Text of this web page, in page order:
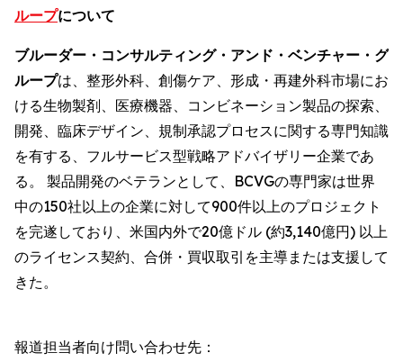
ループについて
ブルーダー・コンサルティング・アンド・ベンチャー・グ
ループは、整形外科、創傷ケア、形成・再建外科市場にお
ける生物製剤、医療機器、コンビネーション製品の探索、
開発、臨床デザイン、規制承認プロセスに関する専門知識
を有する、フルサービス型戦略アドバイザリー企業であ
る。 製品開発のベテランとして、BCVGの専門家は世界
中の150社以上の企業に対して900件以上のプロジェクト
を完遂しており、米国内外で20億ドル (約3,140億円) 以上
のライセンス契約、合併・買収取引を主導または支援して
きた。
報道担当者向け問い合わせ先：